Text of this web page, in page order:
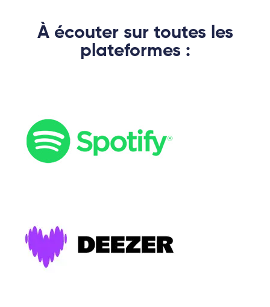
À écouter sur toutes les
plateformes :​